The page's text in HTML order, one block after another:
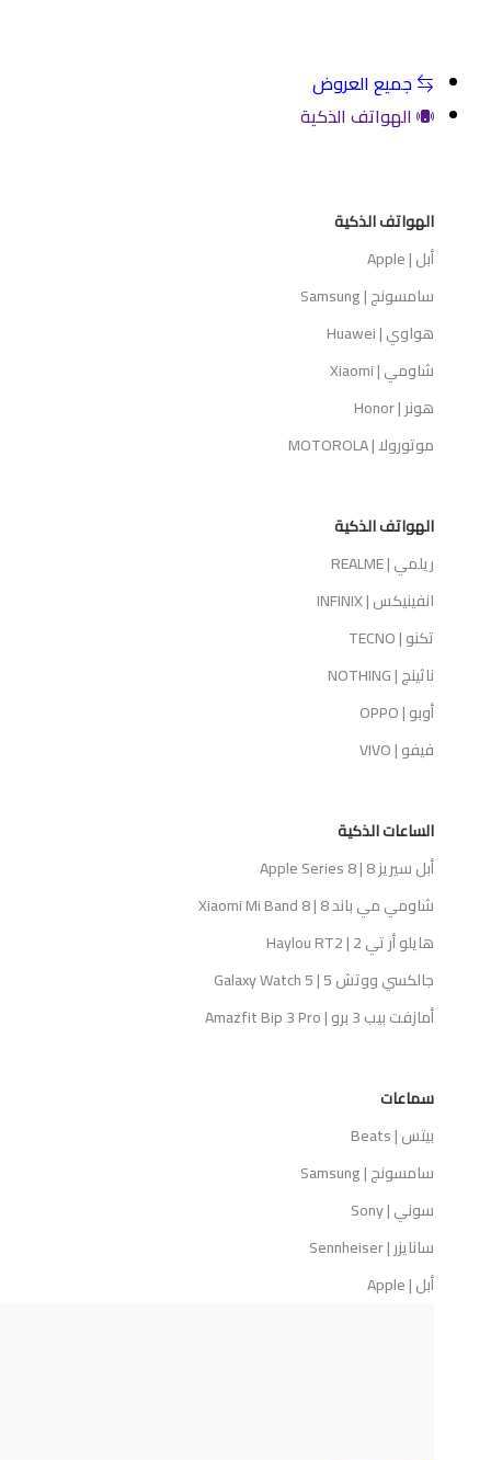
جميع العروض
الهواتف الذكية
الهواتف الذكية
سامسونج | Samsung
هواوي | Huawei
شاومي | Xiaomi
موتورولا | MOTOROLA
الهواتف الذكية
ريلمي | REALME
انفينيكس | INFINIX
ناثينج | NOTHING
فيفو | VIVO
الساعات الذكية
أبل سيريز 8 | Apple Series 8
شاومي مي باند 8 | Xiaomi Mi Band 8
هايلو أر تي 2 | Haylou RT2
جالكسي ووتش 5 | Galaxy Watch 5
أمازفت بيب 3 برو | Amazfit Bip 3 Pro
سماعات
بيتس | Beats
سامسونج | Samsung
سوني | Sony
سانايزر | Sennheiser